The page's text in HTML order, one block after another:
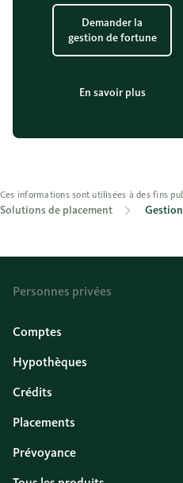
Demander la
gestion de fortune
En savoir plus
Ces informations sont utilisées à des fins
Solutions de placement
Personnes privées
Comptes
Hypothèques
Crédits
Placements
Prévoyance